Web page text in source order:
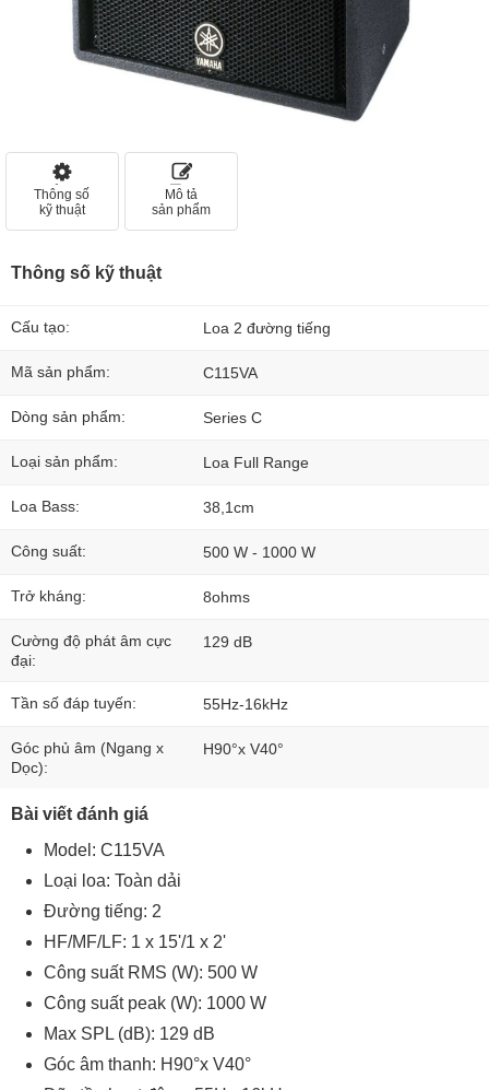
Thông số
kỹ thuật
Mô tả
sản phẩm
Thông số kỹ thuật
Cấu tạo: Loa 2 đường tiếng
Mã sản phẩm: C115VA
Dòng sản phẩm: Series C
Loại sản phẩm: Loa Full Range
Loa Bass: 38,1cm
Công suất: 500 W - 1000 W
Trở kháng: 8ohms
Cường độ phát âm cực
đại:
129 dB
Tần số đáp tuyến: 55Hz-16kHz
Góc phủ âm (Ngang x
Dọc):
H90°x V40°
Bài viết đánh giá
Model: C115VA
Loại loa: Toàn dải
Đường tiếng: 2
HF/MF/LF: 1 x 15'/1 x 2'
Công suất RMS (W): 500 W
Công suất peak (W): 1000 W
Max SPL (dB): 129 dB
Góc âm thanh: H90°x V40°